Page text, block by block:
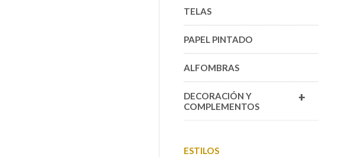
TELAS
PAPEL PINTADO
ALFOMBRAS
+
DECORACIÓN Y
COMPLEMENTOS
ESTILOS